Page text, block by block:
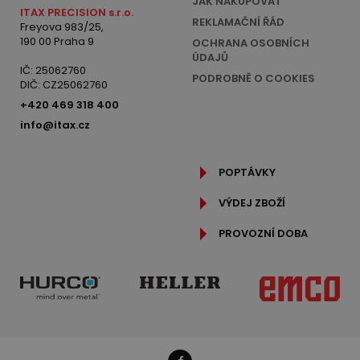
ITAX PRECISION s.r.o.
Freyova 983/25,
190 00 Praha 9
IČ: 25062760
DIČ: CZ25062760
+420 469 318 400
info@itax.cz
REKLAMAČNÍ ŘÁD
OCHRANA OSOBNÍCH
ÚDAJŮ
PODROBNĚ O COOKIES
POPTÁVKY
VÝDEJ ZBOŽÍ
PROVOZNÍ DOBA